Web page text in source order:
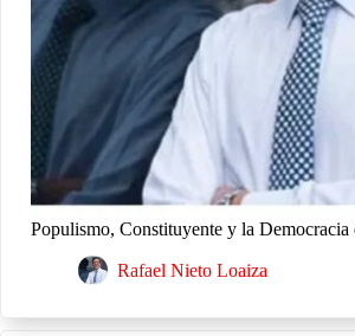
Populismo, Constituyente y la Democracia
Rafael Nieto Loaiza